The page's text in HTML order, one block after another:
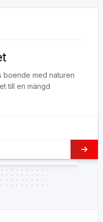
boende med naturen
till en mängd